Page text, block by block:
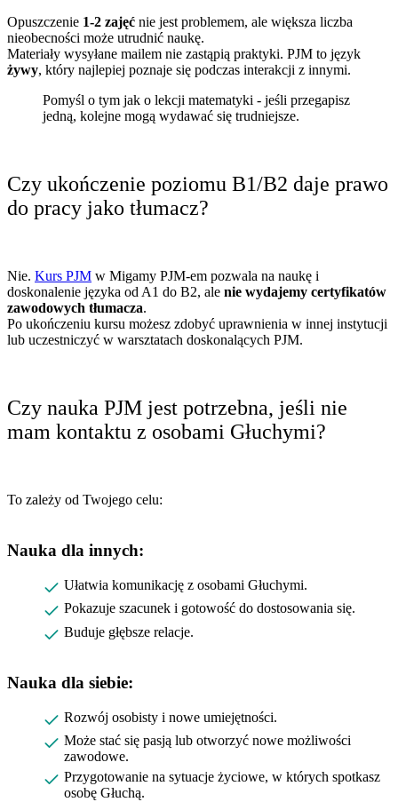
Opuszczenie 1-2 zajęć nie jest problemem, ale większa liczba
nieobecności może utrudnić naukę.
Materiały wysyłane mailem nie zastąpią praktyki. PJM to język
żywy, który najlepiej poznaje się podczas interakcji z innymi.
Pomyśl o tym jak o lekcji matematyki - jeśli przegapisz
jedną, kolejne mogą wydawać się trudniejsze.
Czy ukończenie poziomu B1/B2 daje prawo
do pracy jako tłumacz?
Nie. Kurs PJM w Migamy PJM-em pozwala na naukę i
doskonalenie języka od A1 do B2, ale nie wydajemy certyfikatów
zawodowych tłumacza.
Po ukończeniu kursu możesz zdobyć uprawnienia w innej instytucji
lub uczestniczyć w warsztatach doskonalących PJM.
Czy nauka PJM jest potrzebna, jeśli nie
mam kontaktu z osobami Głuchymi?
To zależy od Twojego celu:
Nauka dla innych:
Ułatwia komunikację z osobami Głuchymi.
Pokazuje szacunek i gotowość do dostosowania się.
Buduje głębsze relacje.
Nauka dla siebie:
Rozwój osobisty i nowe umiejętności.
Może stać się pasją lub otworzyć nowe możliwości
zawodowe.
Przygotowanie na sytuacje życiowe, w których spotkasz
osobę Głuchą.